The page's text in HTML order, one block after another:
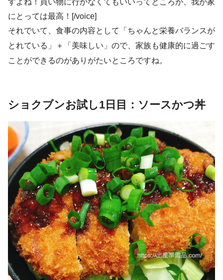
にとっては最高！[/voice]
それでいて、食事の内容として「ちゃんと栄養バランスが
とれている」＋「美味しい」ので、家族も健康的に過ごす
ことができるのがありがたいところですね。
ショクブンお試し1日目：ソースかつ丼